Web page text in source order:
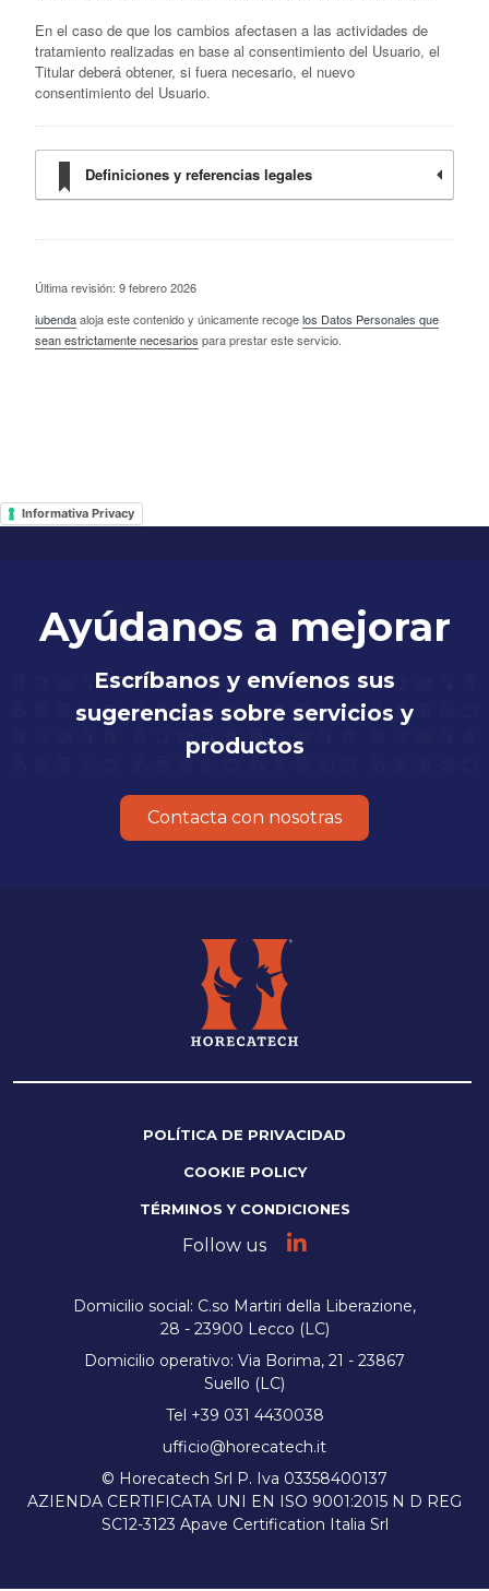
En el caso de que los cambios afectasen a las actividades de
tratamiento realizadas en base al consentimiento del Usuario, el
Titular deberá obtener, si fuera necesario, el nuevo
consentimiento del Usuario.
Definiciones y referencias legales
Última revisión: 9 febrero 2026
iubendaaloja este contenido y únicamente recogelos Datos Personales que
sean estrictamente necesarios para prestar este servicio.
Informativa Privacy
Ayúdanos a mejorar
Escríbanos y envíenos sus
sugerencias sobre servicios y
productos
Contacta con nosotras
POLÍTICA DE PRIVACIDAD
COOKIE POLICY
TÉRMINOS Y CONDICIONES
Follow us
Domicilio social: C.so Martiri della Liberazione,
28 - 23900 Lecco (LC)
Domicilio operativo: Via Borima, 21 - 23867
Suello (LC)
Tel +39 031 4430038
ufficio@horecatech.it
© Horecatech Srl P. Iva 03358400137
AZIENDA CERTIFICATA UNI EN ISO 9001:2015 N D REG
SC12-3123 Apave Certification Italia Srl